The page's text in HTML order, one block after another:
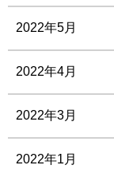
2022年5月
2022年4月
2022年3月
2022年1月